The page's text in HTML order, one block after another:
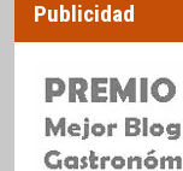
Publicidad